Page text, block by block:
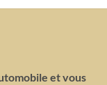
et vous